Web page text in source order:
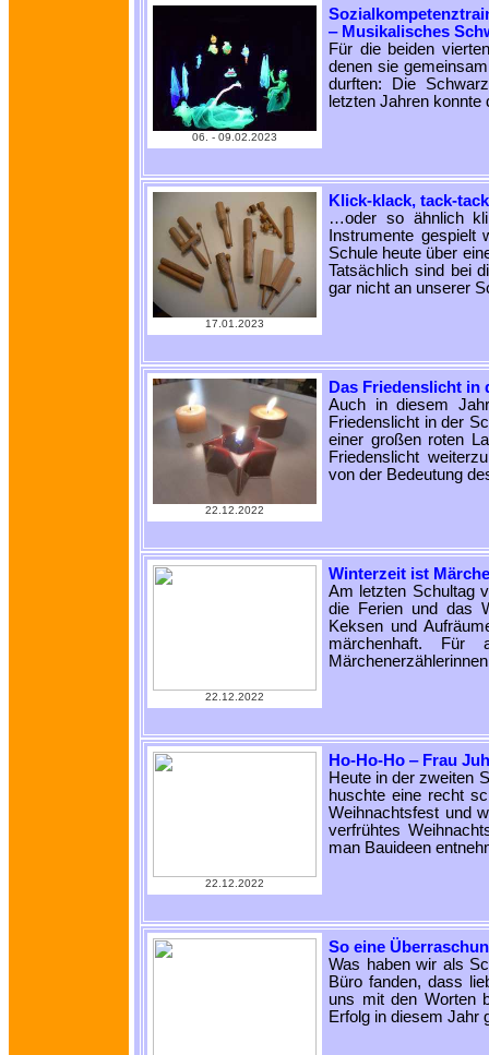
06. - 09.02.2023
‒ Musikalisches
Für die beiden
denen sie
durften: Die
letzten Jahren
17.01.2023
Klick-klack, tack-
…oder so ähnlich
Instrumente gespielt
Schule heute über
Tatsächlich sind bei
gar nicht an unserer
22.12.2022
Das Friedenslicht in
Auch in diesem
Friedenslicht in der
einer großen roten
Friedenslicht
von der Bedeutung
22.12.2022
Winterzeit ist
Am letzten Schultag
die Ferien und das
Keksen und
märchenhaft. Für
22.12.2022
Ho-Ho-Ho ‒ Frau
Heute in der zweiten
huschte eine recht
Weihnachtsfest und
verfrühtes
man Bauideen
So eine
Was haben wir als
Büro fanden, dass
uns mit den Worten
Erfolg in diesem Jahr